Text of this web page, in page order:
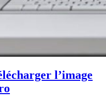
l’image